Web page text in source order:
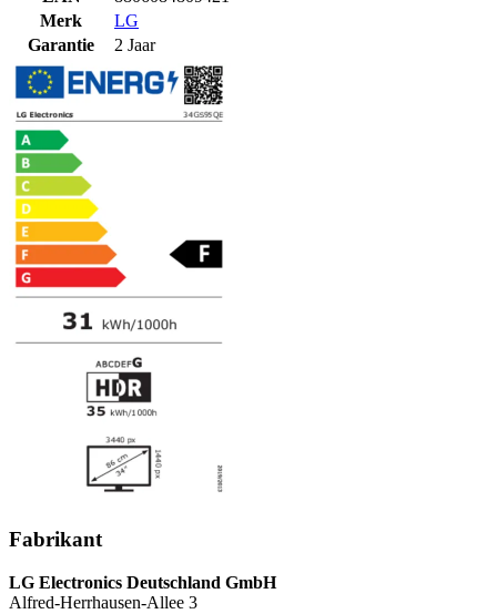
Merk
LG
Garantie
2 Jaar
Fabrikant
LG Electronics Deutschland GmbH
Alfred-Herrhausen-Allee 3